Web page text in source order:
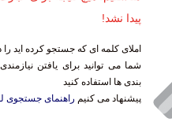
پیدا نشد!
املای کلمه ای که جستجو کرده اید را
شما می توانید برای یافتن
بندی ها استفاده کنید
پیشنهاد می کنیم راهنمای جستجوی